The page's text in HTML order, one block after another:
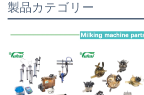
製品カテゴリー